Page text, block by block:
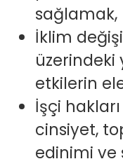
sağlamak,
İklim
üzerindeki
etkilerin
İşçi
cinsiyet,
edinimi ve